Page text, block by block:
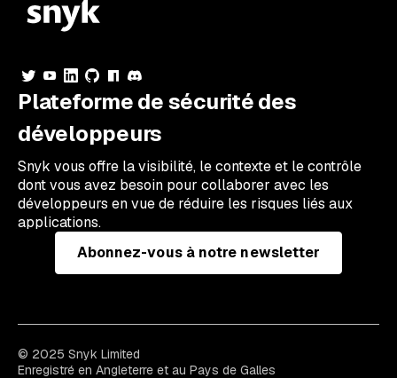
Plateforme de sécurité des
développeurs
Snyk vous offre la visibilité, le contexte et le contrôle
dont vous avez besoin pour collaborer avec les
développeurs en vue de réduire les risques liés aux
applications.
Abonnez-vous à notre newsletter
© 2025 Snyk Limited
Enregistré en Angleterre et au Pays de Galles